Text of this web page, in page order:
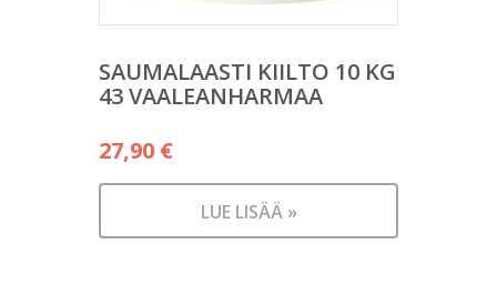
SAUMALAASTI KIILTO 10 KG
43 VAALEANHARMAA
27,90 €
LUE LISÄÄ »